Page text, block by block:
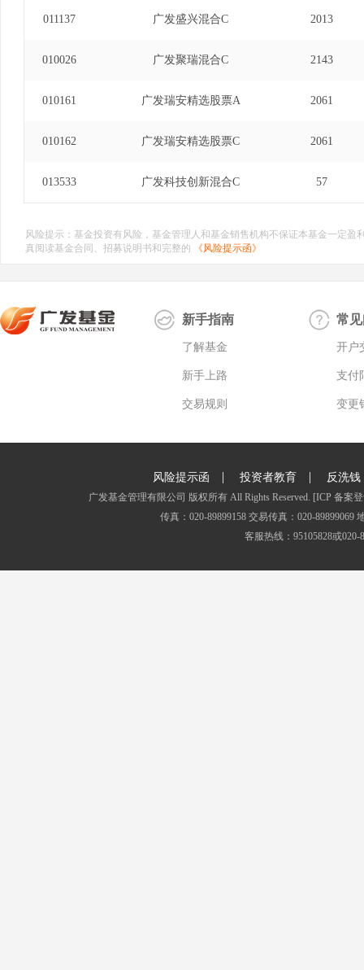
011137 广发盛兴混合C 2013
010026 广发聚瑞混合C 2143
010161 广发瑞安精选股票A 2061
010162 广发瑞安精选股票C 2061
013533 广发科技创新混合C 57
风险提示：基金投资有风险，基金管理人和基金销售机构不保证本基金一定
真阅读基金合同、招募说明书和完整的
《风险提示函》
新手指南
了解基金
新手上路
交易规则
常
开户
支付
变更
风险提示函 | 投资者教育 | 反洗钱
广发基金管理有限公司 版权所有 All Rights Reserved. [ICP 备案
传真：020-89899158 交易传真：020-
客服热线：95105828或020-